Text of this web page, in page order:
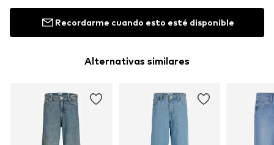
Recordarme cuando esto esté disponible
Alternativas similares